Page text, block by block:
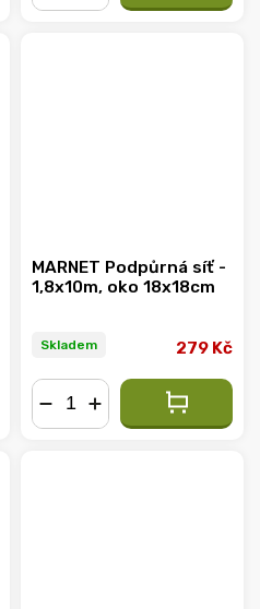
MARNET Podpůrná síť -
1,8x10m, oko 18x18cm
Skladem 279 Kč